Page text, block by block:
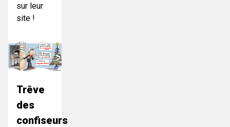
sur leur
site !
Trêve
des
confiseurs